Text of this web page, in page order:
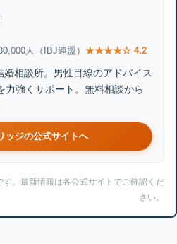
人（IBJ連盟） ★★★★☆ 4.2
相談所。男性目線のアドバイス
力強くサポート。無料相談から
ッジの公式サイトへ
。最新情報は各公式サイトでご確認くだ
さい。